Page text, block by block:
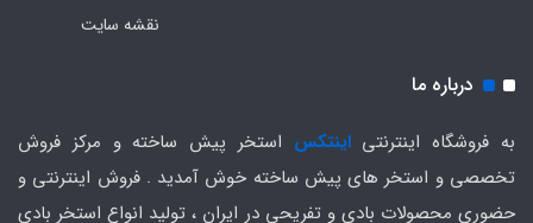
نقشه سایت
درباره ما
به فروشگاه اینترنتیاینتکس استخر پیش ساخته و مرکز فروش
تخصصی و استخر های پیش ساخته خوش آمدید . فروش اینترنتی و
حضوری محصولات بادی و تفریحی در ایران ، تولید انواع استخر بادی